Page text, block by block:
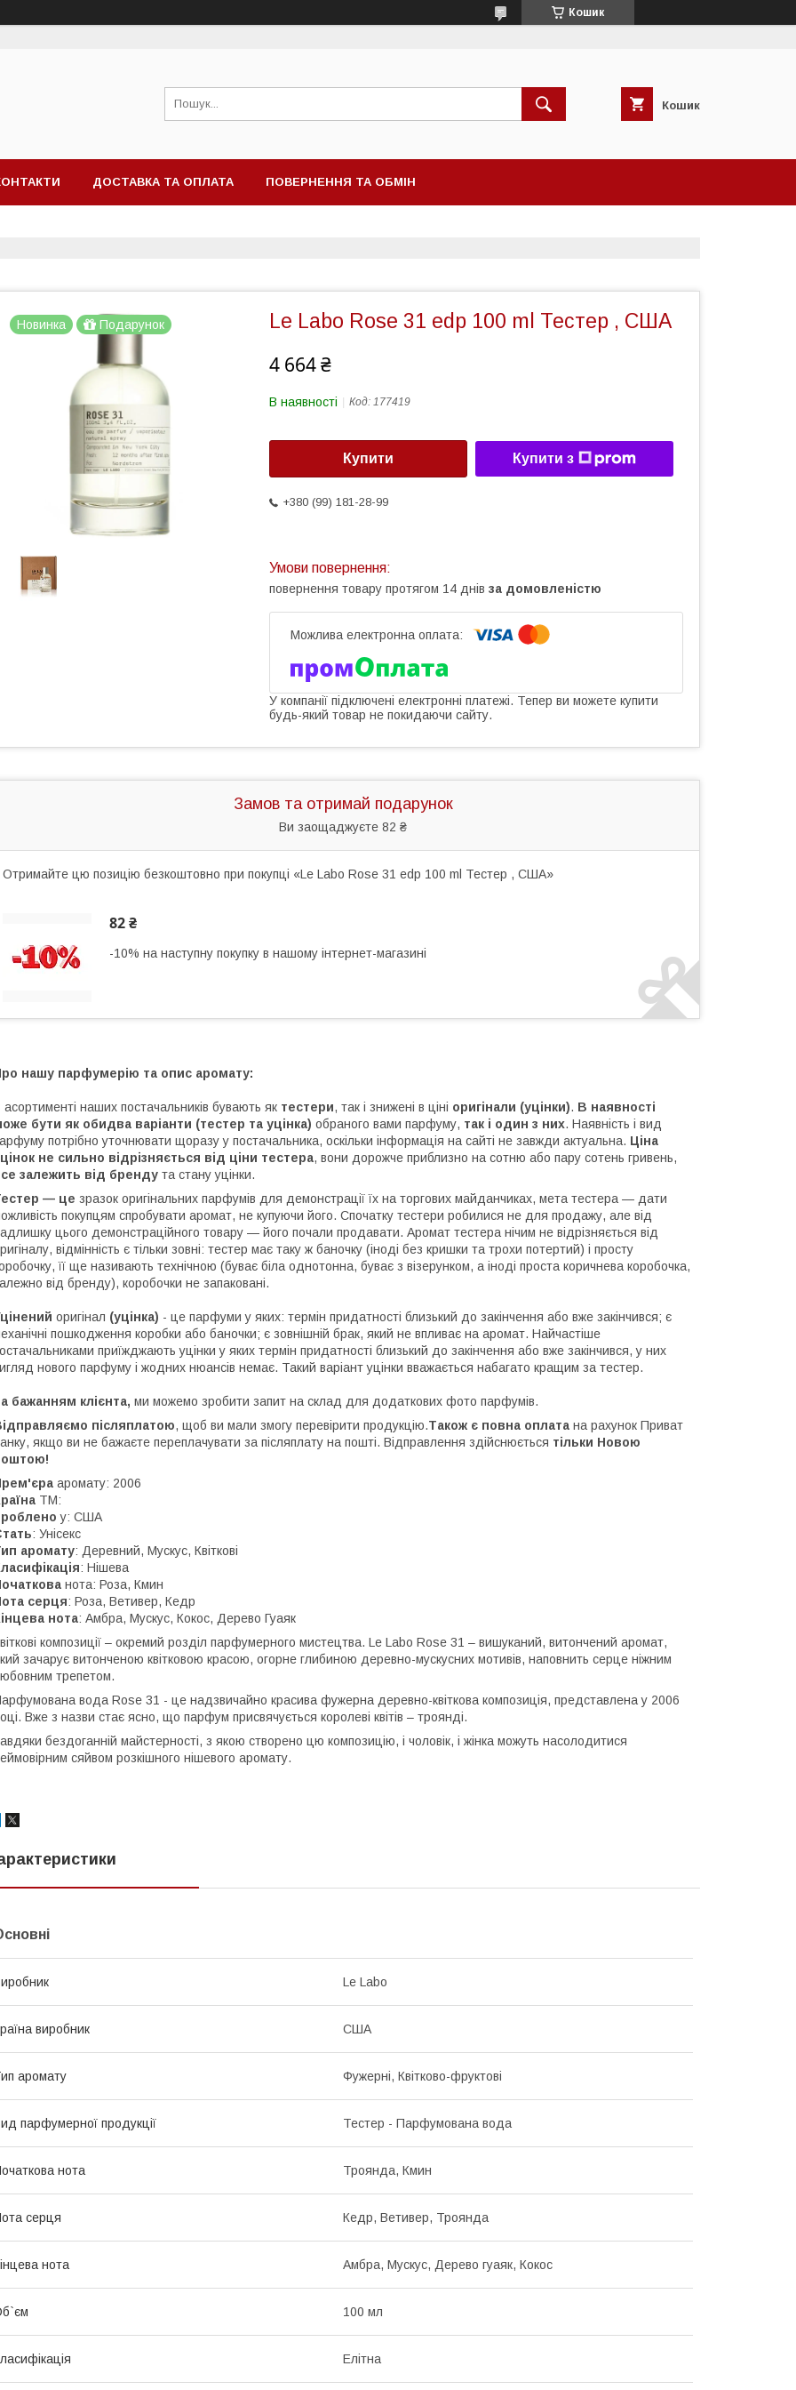
Кошик
Кошик
ДОСТАВКА ТА ОПЛАТА ПОВЕРНЕННЯ ТА ОБМІН
Новинка Подарунок Le Labo Rose 31 edp 100 ml Тестер , США
4 664 ₴
В наявності Код: 177419
Купити Купити з
+380 (99) 181-28-99
повернення товару протягом 14 днів за домовленістю
У компанії підключені електронні платежі. Тепер ви можете купити
будь-який товар не покидаючи сайту.
Замов та отримай подарунок
Ви заощаджуєте 82 ₴
Отримайте цю позицію безкоштовно при покупці «Le Labo Rose 31 edp 100 ml Тестер , США»
82 ₴
-10% на наступну покупку в нашому інтернет-магазині
нашу парфумерію та опис аромату:
асортименті наших постачальників бувають як тестери, так і знижені в ціні оригінали (уцінки). В наявності
бути як обидва варіанти (тестер та уцінка) обраного вами парфуму, так і один з них. Наявність і вид
потрібно уточнювати щоразу у постачальника, оскільки інформація на сайті не завжди актуальна. Ціна
не сильно відрізняється від ціни тестера, вони дорожче приблизно на сотню або пару сотень гривень,
залежить від бренду та стану уцінки.
— це зразок оригінальних парфумів для демонстрації їх на торгових майданчиках, мета тестера — дати
покупцям спробувати аромат, не купуючи його. Спочатку тестери робилися не для продажу, але від
цього демонстраційного товару — його почали продавати. Аромат тестера нічим не відрізняється від
відмінність є тільки зовні: тестер має таку ж баночку (іноді без кришки та трохи потертий) і просту
її ще називають технічною (буває біла однотонна, буває з візерунком, а іноді проста коричнева коробочка,
від бренду), коробочки не запаковані.
оригінал (уцінка) - це парфуми у яких: термін придатності близький до закінчення або вже закінчився; є
пошкодження коробки або баночки; є зовнішній брак, який не впливає на аромат. Найчастіше
приїжджають уцінки у яких термін придатності близький до закінчення або вже закінчився, у них
нового парфуму і жодних нюансів немає. Такий варіант уцінки вважається набагато кращим за тестер.
бажанням клієнта, ми можемо зробити запит на склад для додаткових фото парфумів.
післяплатою, щоб ви мали змогу перевірити продукцію.Також є повна оплата на рахунок Приват
якщо ви не бажаєте переплачувати за післяплату на пошті. Відправлення здійснюється тільки Новою
аромату: 2006
ТМ:
у: США
: Унісекс
аромату: Деревний, Мускус, Квіткові
: Нішева
нота: Роза, Кмин
серця: Роза, Ветивер, Кедр
нота: Амбра, Мускус, Кокос, Дерево Гуаяк
композиції – окремий розділ парфумерного мистецтва. Le Labo Rose 31 – вишуканий, витончений аромат,
зачарує витонченою квітковою красою, огорне глибиною деревно-мускусних мотивів, наповнить серце ніжним
трепетом.
вода Rose 31 - це надзвичайно красива фужерна деревно-квіткова композиція, представлена у 2006
Вже з назви стає ясно, що парфум присвячується королеві квітів – троянді.
бездоганній майстерності, з якою створено цю композицію, і чоловік, і жінка можуть насолодитися
сяйвом розкішного нішевого аромату.
Le Labo
виробник США
аромату Фужерні, Квітково-фруктові
парфумерної продукції Тестер - Парфумована вода
нота Троянда, Кмин
серця Кедр, Ветивер, Троянда
нота Амбра, Мускус, Дерево гуаяк, Кокос
100 мл
Елітна